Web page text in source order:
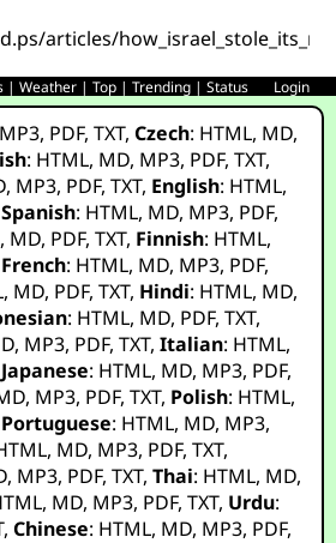
articles/
|Weather |Top |Trending |Status Login
MP3, PDF,TXT,Czech: HTML, MD,
: HTML, MD, MP3, PDF,TXT,
, MP3, PDF,TXT, English: HTML,
Spanish: HTML, MD, MP3, PDF,
, MD, PDF,TXT, Finnish: HTML,
French: HTML, MD, MP3, PDF,
, MD, PDF,TXT, Hindi: HTML, MD,
: HTML, MD, PDF,TXT,
, MP3, PDF,TXT,Italian: HTML,
Japanese: HTML, MD, MP3, PDF,
, MP3, PDF,TXT, Polish: HTML,
Portuguese: HTML, MD, MP3,
, MD, MP3, PDF,TXT,
, MP3, PDF,TXT,Thai: HTML, MD,
, MD, MP3, PDF,TXT, Urdu:
,Chinese: HTML, MD, MP3, PDF,